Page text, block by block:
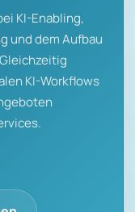
KI-Enabling,
und dem Aufbau
KI-Workflows